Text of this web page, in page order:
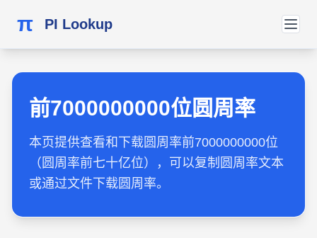
π PI Lookup
前7000000000位圆周率
本页提供查看和下载圆周率前7000000000位
（圆周率前七十亿位），可以复制圆周率文本
或通过文件下载圆周率。